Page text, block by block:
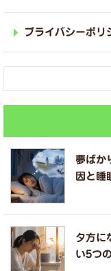
プライバシーポリ
夢ばか
因と睡
夕方に
い5つ